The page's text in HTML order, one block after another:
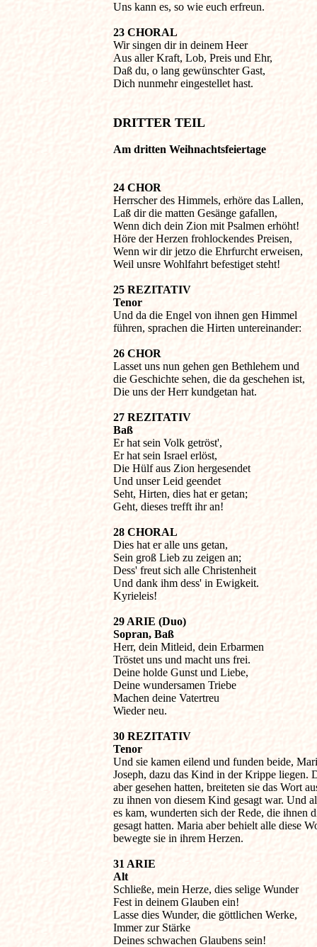
Uns kann es, so wie euch erfreun.
23 CHORAL
Wir singen dir in deinem Heer
Aus aller Kraft, Lob, Preis und Ehr,
Daß du, o lang gewünschter Gast,
Dich nunmehr eingestellet hast.
DRITTER TEIL
Am dritten Weihnachtsfeiertage
24 CHOR
Herrscher des Himmels, erhöre das Lallen,
Laß dir die matten Gesänge gafallen,
Wenn dich dein Zion mit Psalmen erhöht!
Höre der Herzen frohlockendes Preisen,
Wenn wir dir jetzo die Ehrfurcht erweisen,
Weil unsre Wohlfahrt befestiget steht!
25 REZITATIV
Tenor
Und da die Engel von ihnen gen Himmel
führen, sprachen die Hirten untereinander:
26 CHOR
Lasset uns nun gehen gen Bethlehem und
die Geschichte sehen, die da geschehen ist,
Die uns der Herr kundgetan hat.
27 REZITATIV
Baß
Er hat sein Volk getröst',
Er hat sein Israel erlöst,
Die Hülf aus Zion hergesendet
Und unser Leid geendet
Seht, Hirten, dies hat er getan;
Geht, dieses trefft ihr an!
28 CHORAL
Dies hat er alle uns getan,
Sein groß Lieb zu zeigen an;
Dess' freut sich alle Christenheit
Und dank ihm dess' in Ewigkeit.
Kyrieleis!
29 ARIE (Duo)
Sopran, Baß
Herr, dein Mitleid, dein Erbarmen
Tröstet uns und macht uns frei.
Deine holde Gunst und Liebe,
Deine wundersamen Triebe
Machen deine Vatertreu
Wieder neu.
30 REZITATIV
Tenor
Und sie kamen eilend und funden beide,
Joseph, dazu das Kind in der Krippe liegen.
aber gesehen hatten, breiteten sie das Wort
zu ihnen von diesem Kind gesagt war. Und
es kam, wunderten sich der Rede, die ihnen
gesagt hatten. Maria aber behielt alle diese
bewegte sie in ihrem Herzen.
31 ARIE
Alt
Schließe, mein Herze, dies selige Wunder
Fest in deinem Glauben ein!
Lasse dies Wunder, die göttlichen Werke,
Immer zur Stärke
Deines schwachen Glaubens sein!